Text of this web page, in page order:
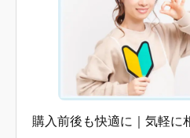
購入前後も快適に｜気軽に